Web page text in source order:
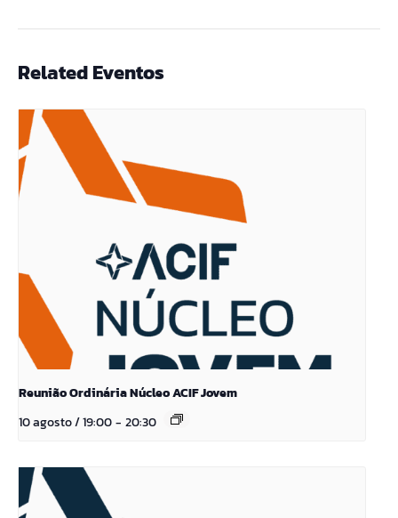
Related Eventos
Reunião Ordinária Núcleo ACIF Jovem
10 agosto / 19:00- 20:30